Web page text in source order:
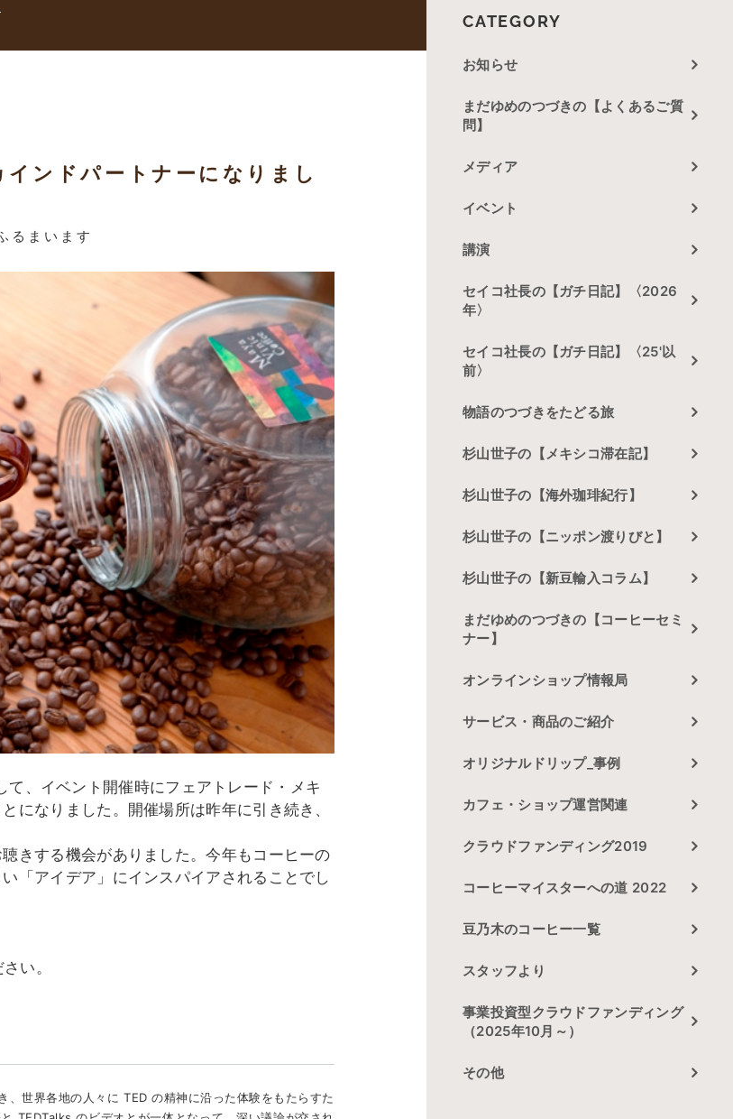
ンドパートナーになりまし
るまいます
、イベント開催時にフェアトレード・メキ
になりました。開催場所は昨年に引き続き、
きする機会がありました。今年もコーヒーの
「アイデア」にインスパイアされることでし
い。
世界各地の人々に TED の精神に沿った体験をもたらすた
CATEGORY
お知らせ
まだゆめのつづきの【よくあるご質
問】
メディア
イベント
講演
セイコ社長の【ガチ日記】〈2026
年〉
セイコ社長の【ガチ日記】〈25'以
前〉
物語のつづきをたどる旅
杉山世子の【メキシコ滞在記】
杉山世子の【海外珈琲紀行】
杉山世子の【ニッポン渡りびと】
杉山世子の【新豆輸入コラム】
まだゆめのつづきの【コーヒーセミ
ナー】
オンラインショップ情報局
サービス・商品のご紹介
オリジナルドリップ_事例
カフェ・ショップ運営関連
クラウドファンディング2019
コーヒーマイスターへの道 2022
豆乃木のコーヒー一覧
スタッフより
事業投資型クラウドファンディング
（2025年10月～）
その他